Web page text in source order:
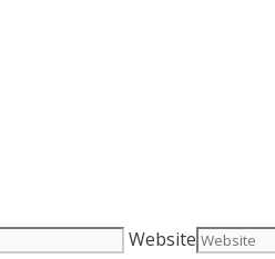
Website